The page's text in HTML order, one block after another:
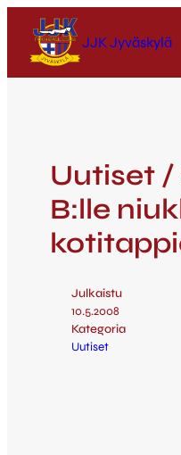
JJK Jyväskylä
Uutiset
B:lle
Julkaistu
10.5.2008
Kategoria
Uutiset